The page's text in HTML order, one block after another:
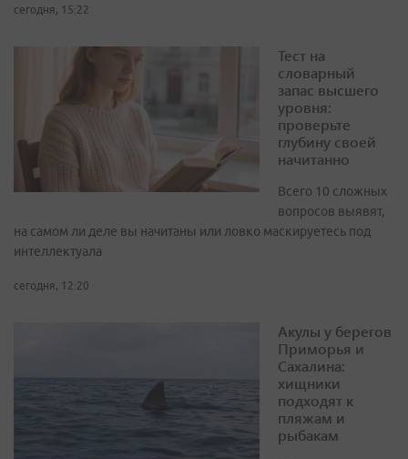
сегодня, 15:22
Тест на
словарный
запас высшего
уровня:
проверьте
глубину своей
начитанно
Всего 10 сложных
вопросов выявят,
на самом ли деле вы начитаны или ловко маскируетесь под
интеллектуала
сегодня, 12:20
Акулы у берегов
Приморья и
Сахалина:
хищники
подходят к
пляжам и
рыбакам